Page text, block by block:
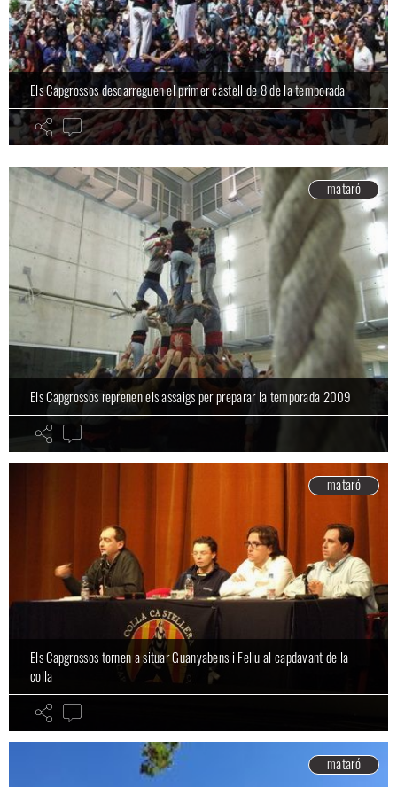
Els Capgrossos descarreguen el primer castell de 8 de la temporada
mataró
Els Capgrossos ofereixen un taller de castells per la canalla
mataró
Els Capgrossos reprenen els assaigs per preparar la temporada 2009
mataró
Els Capgrossos tornen a situar Guanyabens i Feliu al capdavant de la
colla
mataró